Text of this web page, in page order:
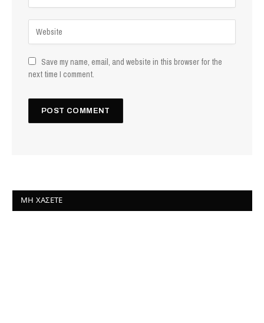
Save my name, email, and website in this browser for the
next time I comment.
ΜΗ ΧΆΣΕΤΕ